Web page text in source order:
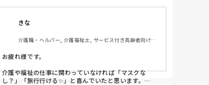
んは、どうお考えでしょうか？
きな
介護職・ヘルパー, 介護福祉士, サービス付き高齢者向け住
お疲れ様です。
介護や福祉の仕事に関わっていなければ「マスクな
し？」「旅行行ける✨」と喜んでいたと思います。